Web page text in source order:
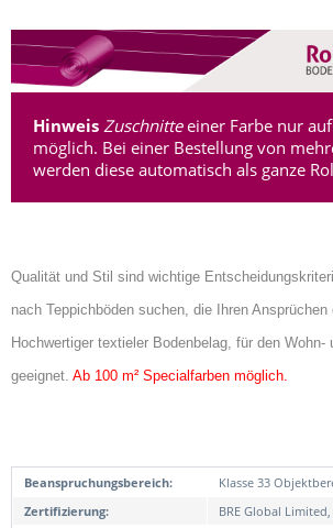
Hinweis Zuschnitteeiner Farbe nur
möglich. Bei einer Bestellung von
werden diese automatisch als ganze
Qualität und Stil sind wichtige
nach Teppichböden suchen, die Ihren Ansprüchen
Hochwertiger textieler Bodenbelag, für den Wohn-
geeignet. Ab 100 m² Specialfarben möglich.
Beanspruchungsbereich:
Klasse 33
Zertifizierung:
BRE Global Limited,